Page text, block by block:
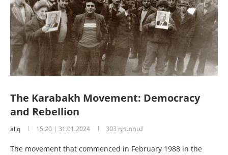
The Karabakh Movement: Democracy
and Rebellion
aliq 15:20 | 31.01.2024 303 դիտում
The movement that commenced in February 1988 in the